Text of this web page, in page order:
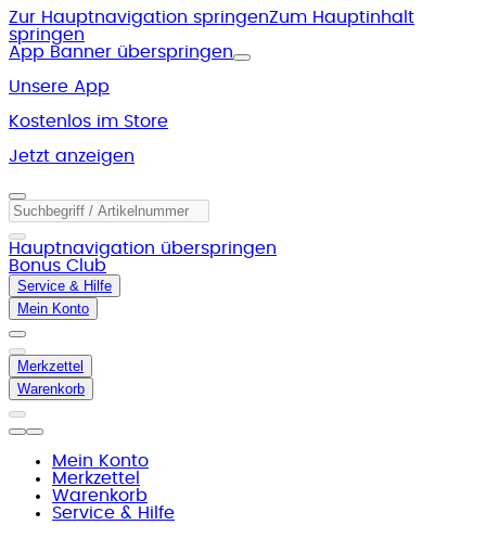
Zur Hauptnavigation springenZum Hauptinhalt
springen
App Banner überspringen
Unsere App
Kostenlos im Store
Jetzt anzeigen
Hauptnavigation überspringen
Bonus Club
Service & Hilfe
Mein Konto
Merkzettel
Warenkorb
Mein Konto
Merkzettel
Warenkorb
Service & Hilfe